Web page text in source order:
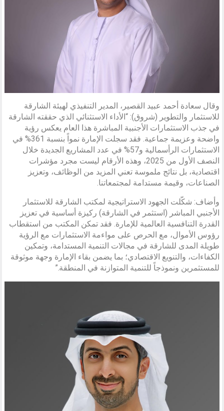
وقال سعادة أحمد عبيد القصير، المدير التنفيذي لهيئة الشارقة
للاستثمار والتطوير (شروق): “الأداء الاستثنائي الذي حققته الشارقة
في جذب الاستثمارات الأجنبية المباشرة هذا العام يعكس رؤية
واضحة وعزيمة جماعية. فقد سجلت الإمارة نمواً بنسبة 361% في
الاستثمارات الرأسمالية و57% في عدد المشاريع الجديدة خلال
النصف الأول من 2025، وهذه الأرقام ليست مجرد مؤشرات
اقتصادية، بل نتائج ملموسة تعني المزيد من الوظائف، وتعزيز
الصناعات، وقيمة مستدامة لمجتمعاتنا.
وأضاف: شكّلت الجهود الاستراتيجية لمكتب الشارقة للاستثمار
الأجنبي المباشر (استثمر في الشارقة) ركيزة أساسية في تعزيز
القدرة التنافسية العالمية للإمارة. فقد تمكن المكتب من استقطاب
رؤوس الأموال، مع الحرص على مواءمة الاستثمارات مع الرؤية
طويلة المدى للشارقة في مجالات التنمية المستدامة، وتمكين
الكفاءات، والتنويع الاقتصادي؛ بما يضمن بقاء الإمارة وجهة موثوقة
للمستثمرين ونموذجاً للتنمية المتوازنة في المنطقة.”